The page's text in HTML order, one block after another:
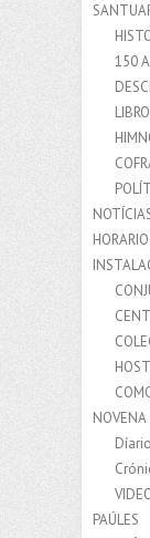
150
HORARIO
NOVENA
PAÚLES